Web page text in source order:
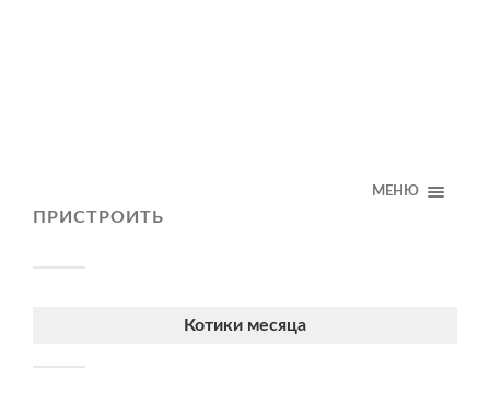
МЕНЮ
ПРИСТРОИТЬ
Котики месяца